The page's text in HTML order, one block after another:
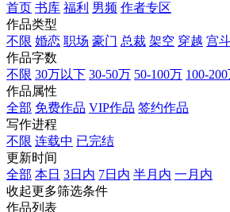
首页 书库 福利 男频 作者专区
作品类型
不限 婚恋 职场 豪门 总裁 架空 穿越 宫
作品字数
不限 30万以下 30-50万 50-100万 100-
作品属性
全部 免费作品 VIP作品 签约作品
写作进程
不限 连载中 已完结
更新时间
全部 本日 3日内 7日内 半月内 一月内
收起更多筛选条件
作品列表